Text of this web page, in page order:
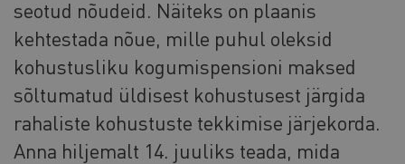
seotud nõudeid. Näiteks on plaanis
kehtestada nõue, mille puhul oleksid
kohustusliku kogumispensioni maksed
sõltumatud üldisest kohustusest järgida
rahaliste kohustuste tekkimise järjekorda.
Anna hiljemalt 14. juuliks teada, mida